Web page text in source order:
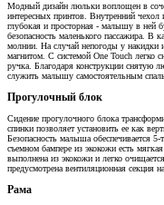
Модный дизайн люльки воплощен в
интересных принтов. Внутренний чехол
глубокая и просторная - малышу в ней
безопасность маленького пассажира. В
молнии. На случай непогоды у накидки
магнитом. С системой One Touch легко
ручка. Благодаря конструкции снятую
служить малышу самостоятельным
Прогулочный блок
Сидение прогулочного блока
спинки позволяет установить ее как
Безопасность малыша обеспечивается
съемном бампере из экокожи есть
выполнена из экокожи и легко
предусмотрена вентиляционная секция
Рама